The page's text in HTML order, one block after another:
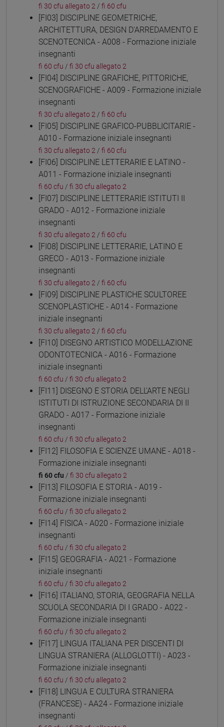
fi 30 cfu allegato 2 / fi 60 cfu
[FI03] DISCIPLINE GEOMETRICHE,
ARCHITETTURA, DESIGN D'ARREDAMENTO E
SCENOTECNICA - A008 - Formazione iniziale
insegnanti
fi 60 cfu / fi 30 cfu allegato 2
[FI04] DISCIPLINE GRAFICHE, PITTORICHE,
SCENOGRAFICHE - A009 - Formazione iniziale
insegnanti
fi 30 cfu allegato 2 / fi 60 cfu
[FI05] DISCIPLINE GRAFICO-PUBBLICITARIE -
A010 - Formazione iniziale insegnanti
fi 30 cfu allegato 2 / fi 60 cfu
[FI06] DISCIPLINE LETTERARIE E LATINO -
A011 - Formazione iniziale insegnanti
fi 60 cfu / fi 30 cfu allegato 2
[FI07] DISCIPLINE LETTERARIE ISTITUTI II
GRADO - A012 - Formazione iniziale
insegnanti
fi 30 cfu allegato 2 / fi 60 cfu
[FI08] DISCIPLINE LETTERARIE, LATINO E
GRECO - A013 - Formazione iniziale
insegnanti
fi 30 cfu allegato 2 / fi 60 cfu
[FI09] DISCIPLINE PLASTICHE SCULTOREE
SCENOPLASTICHE - A014 - Formazione
iniziale insegnanti
fi 30 cfu allegato 2 / fi 60 cfu
[FI10] DISEGNO ARTISTICO MODELLAZIONE
ODONTOTECNICA - A016 - Formazione
iniziale insegnanti
fi 60 cfu / fi 30 cfu allegato 2
[FI11] DISEGNO E STORIA DELL'ARTE NEGLI
ISTITUTI DI ISTRUZIONE SECONDARIA DI II
GRADO - A017 - Formazione iniziale
insegnanti
fi 60 cfu / fi 30 cfu allegato 2
[FI12] FILOSOFIA E SCIENZE UMANE - A018 -
Formazione iniziale insegnanti
fi 60 cfu / fi 30 cfu allegato 2
[FI13] FILOSOFIA E STORIA - A019 -
Formazione iniziale insegnanti
fi 60 cfu / fi 30 cfu allegato 2
[FI14] FISICA - A020 - Formazione iniziale
insegnanti
fi 60 cfu / fi 30 cfu allegato 2
[FI15] GEOGRAFIA - A021 - Formazione
iniziale insegnanti
fi 60 cfu / fi 30 cfu allegato 2
[FI16] ITALIANO, STORIA, GEOGRAFIA NELLA
SCUOLA SECONDARIA DI I GRADO - A022 -
Formazione iniziale insegnanti
fi 60 cfu / fi 30 cfu allegato 2
[FI17] LINGUA ITALIANA PER DISCENTI DI
LINGUA STRANIERA (ALLOGLOTTI) - A023 -
Formazione iniziale insegnanti
fi 60 cfu / fi 30 cfu allegato 2
[FI18] LINGUA E CULTURA STRANIERA
(FRANCESE) - AA24 - Formazione iniziale
insegnanti